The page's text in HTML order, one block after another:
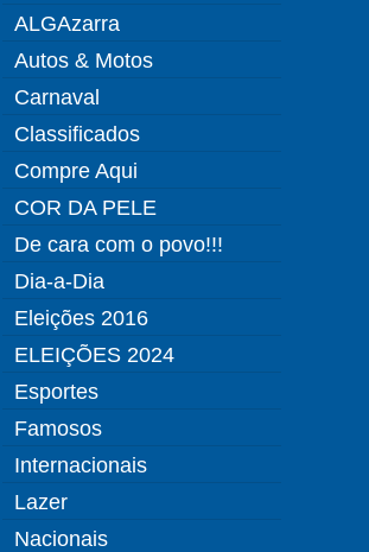
ALGAzarra
Autos & Motos
Carnaval
Classificados
Compre Aqui
COR DA PELE
De cara com o povo!!!
Dia-a-Dia
Eleições 2016
ELEIÇÕES 2024
Esportes
Famosos
Internacionais
Lazer
Nacionais